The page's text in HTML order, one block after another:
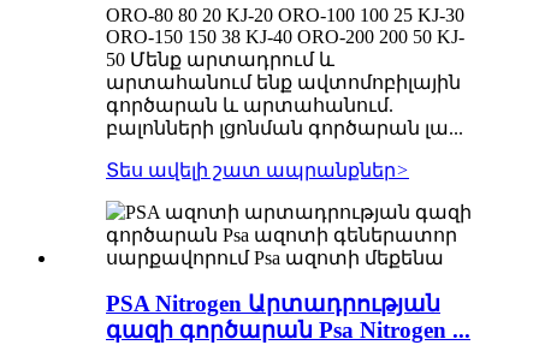
ORO-80 80 20 KJ-20 ORO-100 100 25 KJ-30
ORO-150 150 38 KJ-40 ORO-200 200 50 KJ-
50 Մենք արտադրում և
արտահանում ենք ավտոմոբիլային
գործարան և արտահանում.
բալոնների լցոնման գործարան լա...
Տես ավելի շատ ապրանքներ>
PSA Nitrogen Արտադրության
գազի գործարան Psa Nitrogen ...